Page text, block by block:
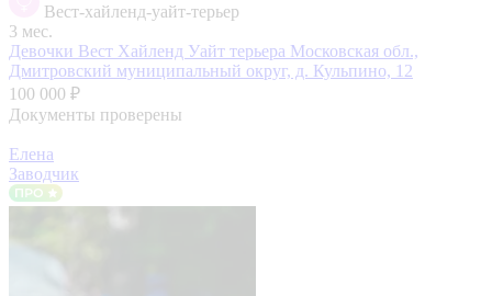
Вест-хайленд-уайт-терьер
3 мес.
Девочки Вест Хайленд Уайт терьера Московская обл.,
Дмитровский муниципальный округ, д. Кульпино, 12
100 000 ₽
Документы проверены
Елена
Заводчик